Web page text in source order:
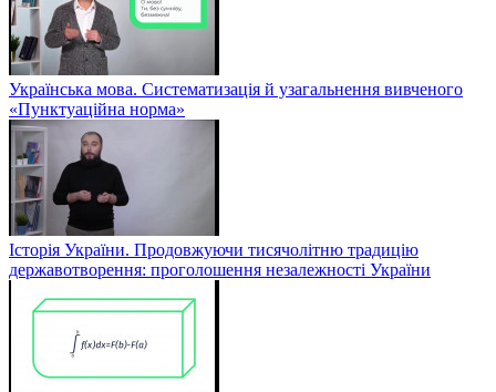
Українська мова. Систематизація й узагальнення вивченого
«Пунктуаційна норма»
Історія України. Продовжуючи тисячолітню традицію
державотворення: проголошення незалежності України